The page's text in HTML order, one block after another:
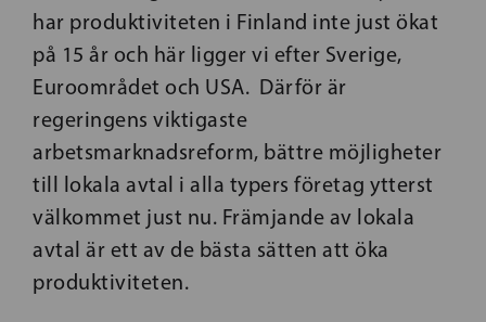
har produktiviteten i Finland inte just ökat
på 15 år och här ligger vi efter Sverige,
Euroområdet och USA. Därför är
regeringens viktigaste
arbetsmarknadsreform, bättre möjligheter
till lokala avtal i alla typers företag ytterst
välkommet just nu. Främjande av lokala
avtal är ett av de bästa sätten att öka
produktiviteten.